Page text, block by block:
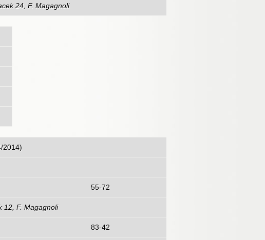
24, F. Magagnoli
2014)
55-72
12, F. Magagnoli
83-42